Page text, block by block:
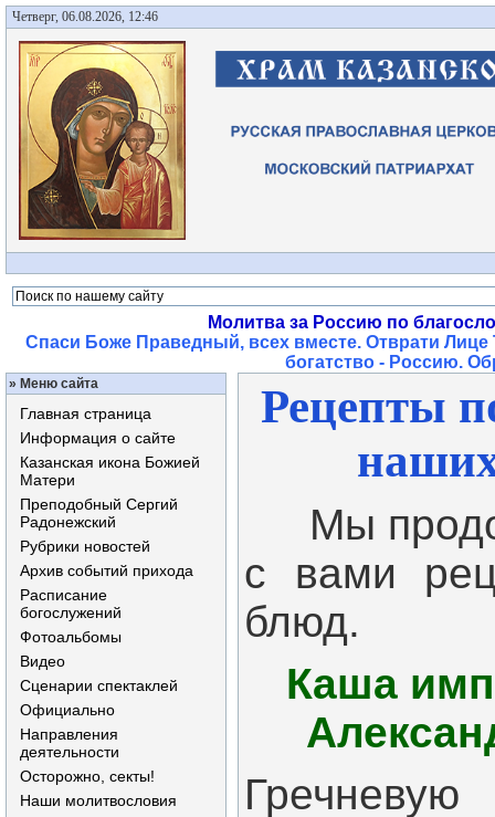
Четверг, 06.08.2026, 12:46
Молитва за Россию по
Спаси Боже Праведный, всех вместе. Отврати
богатство - Россию.
» Меню сайта
Главная страница
Информация о сайте
Казанская икона Божией
Матери
Преподобный Сергий
Радонежский
Рубрики новостей
Архив событий прихода
Расписание
богослужений
Фотоальбомы
Видео
Сценарии спектаклей
Официально
Направления
деятельности
Осторожно, секты!
Наши молитвословия
Рецепты
Мы
с вами
блюд.
Каша